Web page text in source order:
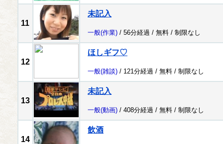
11
未記入
一般(作業) / 56分経過 / 無料 / 制限なし
12
ほしギフ♡
一般(雑談) / 121分経過 / 無料 / 制限なし
13
未記入
一般(動画) / 408分経過 / 無料 / 制限なし
14
飲酒